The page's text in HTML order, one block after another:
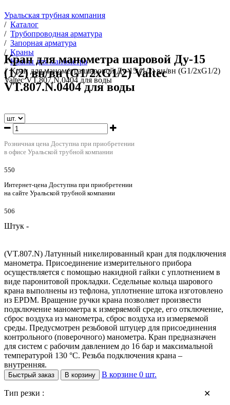
Уральская трубная компания
/ Каталог
/ Трубопроводная арматура
/ Запорная арматура
/ Краны
/ Краны для манометра
/ Кран для манометра шаровой Ду-15 (1/2) вн/вн (G1/2хG1/2)
Valtec VT.807.N.0404 для воды
Кран для манометра шаровой Ду-15
(1/2) вн/вн (G1/2хG1/2) Valtec
VT.807.N.0404 для воды
Розничная цена Доступна при приобретении
в офисе Уральской трубной компании
550
Интернет-цена Доступна при приобретении
на сайте Уральской трубной компании
506
Штук -
(VT.807.N) Латунный никелированный кран для подключения
манометра. Присоединение измерительного прибора
осуществляется с помощью накидной гайки с уплотнением в
виде паронитовой прокладки. Седельные кольца шарового
крана выполнены из тефлона, уплотнение штока изготовлено
из EPDM. Вращение ручки крана позволяет произвести
подключение манометра к измеряемой среде, его отключение,
сброс воздуха из манометра, сброс воздуха из измеряемой
среды. Предусмотрен резьбовой штуцер для присоединения
контрольного (поверочного) манометра. Кран предназначен
для систем с рабочим давлением до 16 бар и максимальной
температурой 130 °С. Резьба подключения крана –
внутренняя.
Быстрый заказ В корзину В корзине 0 шт.
✕
Тип резки :